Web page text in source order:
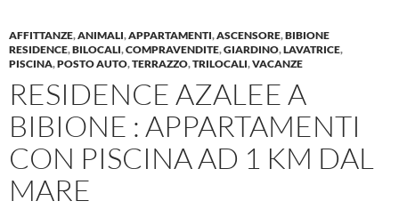
AFFITTANZE,ANIMALI,APPARTAMENTI,ASCENSORE,BIBIONE
RESIDENCE,BILOCALI,COMPRAVENDITE,GIARDINO,LAVATRICE,
PISCINA,POSTO AUTO,TERRAZZO,TRILOCALI,VACANZE
RESIDENCE AZALEE A
BIBIONE : APPARTAMENTI
CON PISCINA AD 1 KM DAL
MARE